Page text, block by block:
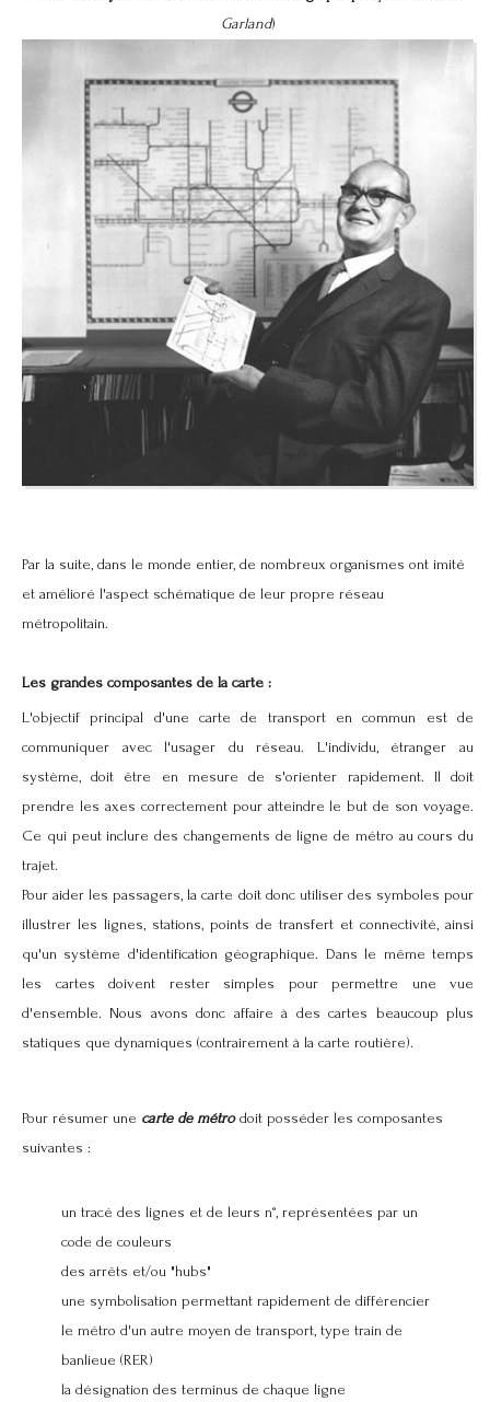
Garland)
Par la suite, dans le monde entier, de nombreux organismes ont imité
et amélioré l'aspect schématique de leur propre réseau
métropolitain.
Les grandes composantes de la carte :
L'objectif principal d'une carte de transport en commun est de
communiquer avec l'usager du réseau. L'individu, étranger au
système, doit être en mesure de s'orienter rapidement. Il doit
prendre les axes correctement pour atteindre le but de son voyage.
Ce qui peut inclure des changements de ligne de métro au cours du
trajet.
Pour aider les passagers, la carte doit donc utiliser des symboles pour
illustrer les lignes, stations, points de transfert et connectivité, ainsi
qu'un système d'identification géographique. Dans le même temps
les cartes doivent rester simples pour permettre une vue
d'ensemble. Nous avons donc affaire à des cartes beaucoup plus
statiques que dynamiques (contrairement à la carte routière).
Pour résumer une carte de métrodoit posséder les composantes
suivantes :
un tracé des lignes et de leurs n°, représentées par un
code de couleurs
des arrêts et/ou "hubs"
une symbolisation permettant rapidement de différencier
le métro d'un autre moyen de transport, type train de
banlieue (RER)
la désignation des terminus de chaque ligne